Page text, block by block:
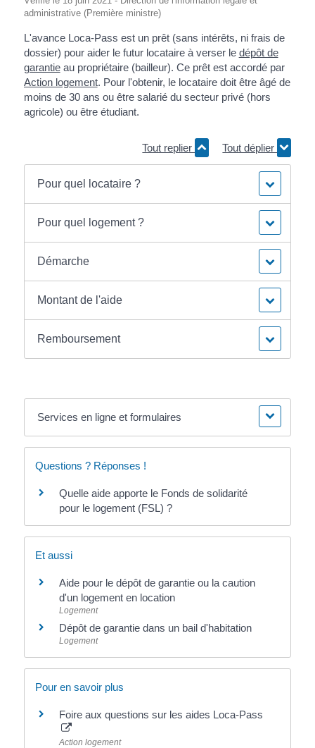
administrative (Première ministre)
L'avance Loca-Pass est un prêt (sans intérêts, ni frais de
dossier) pour aider le futur locataire à verser le dépôt de
garantieau propriétaire (bailleur). Ce prêt est accordé par
Action logement. Pour l'obtenir, le locataire doit être âgé de
moins de 30 ans ou être salarié du secteur privé (hors
agricole) ou être étudiant.
Tout replier Tout déplier
Pour quel locataire ?
Pour quel logement ?
Démarche
Montant de l'aide
Remboursement
Services en ligne et formulaires
Questions ? Réponses !
Quelle aide apporte le Fonds de solidarité
pour le logement (FSL) ?
Et aussi
Aide pour le dépôt de garantie ou la caution
d'un logement en location
Logement
Dépôt de garantie dans un bail d'habitation
Logement
Pour en savoir plus
Foire aux questions sur les aides Loca-Pass
Action logement